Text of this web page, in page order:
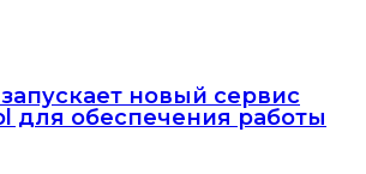
новый сервис
для обеспечения работы